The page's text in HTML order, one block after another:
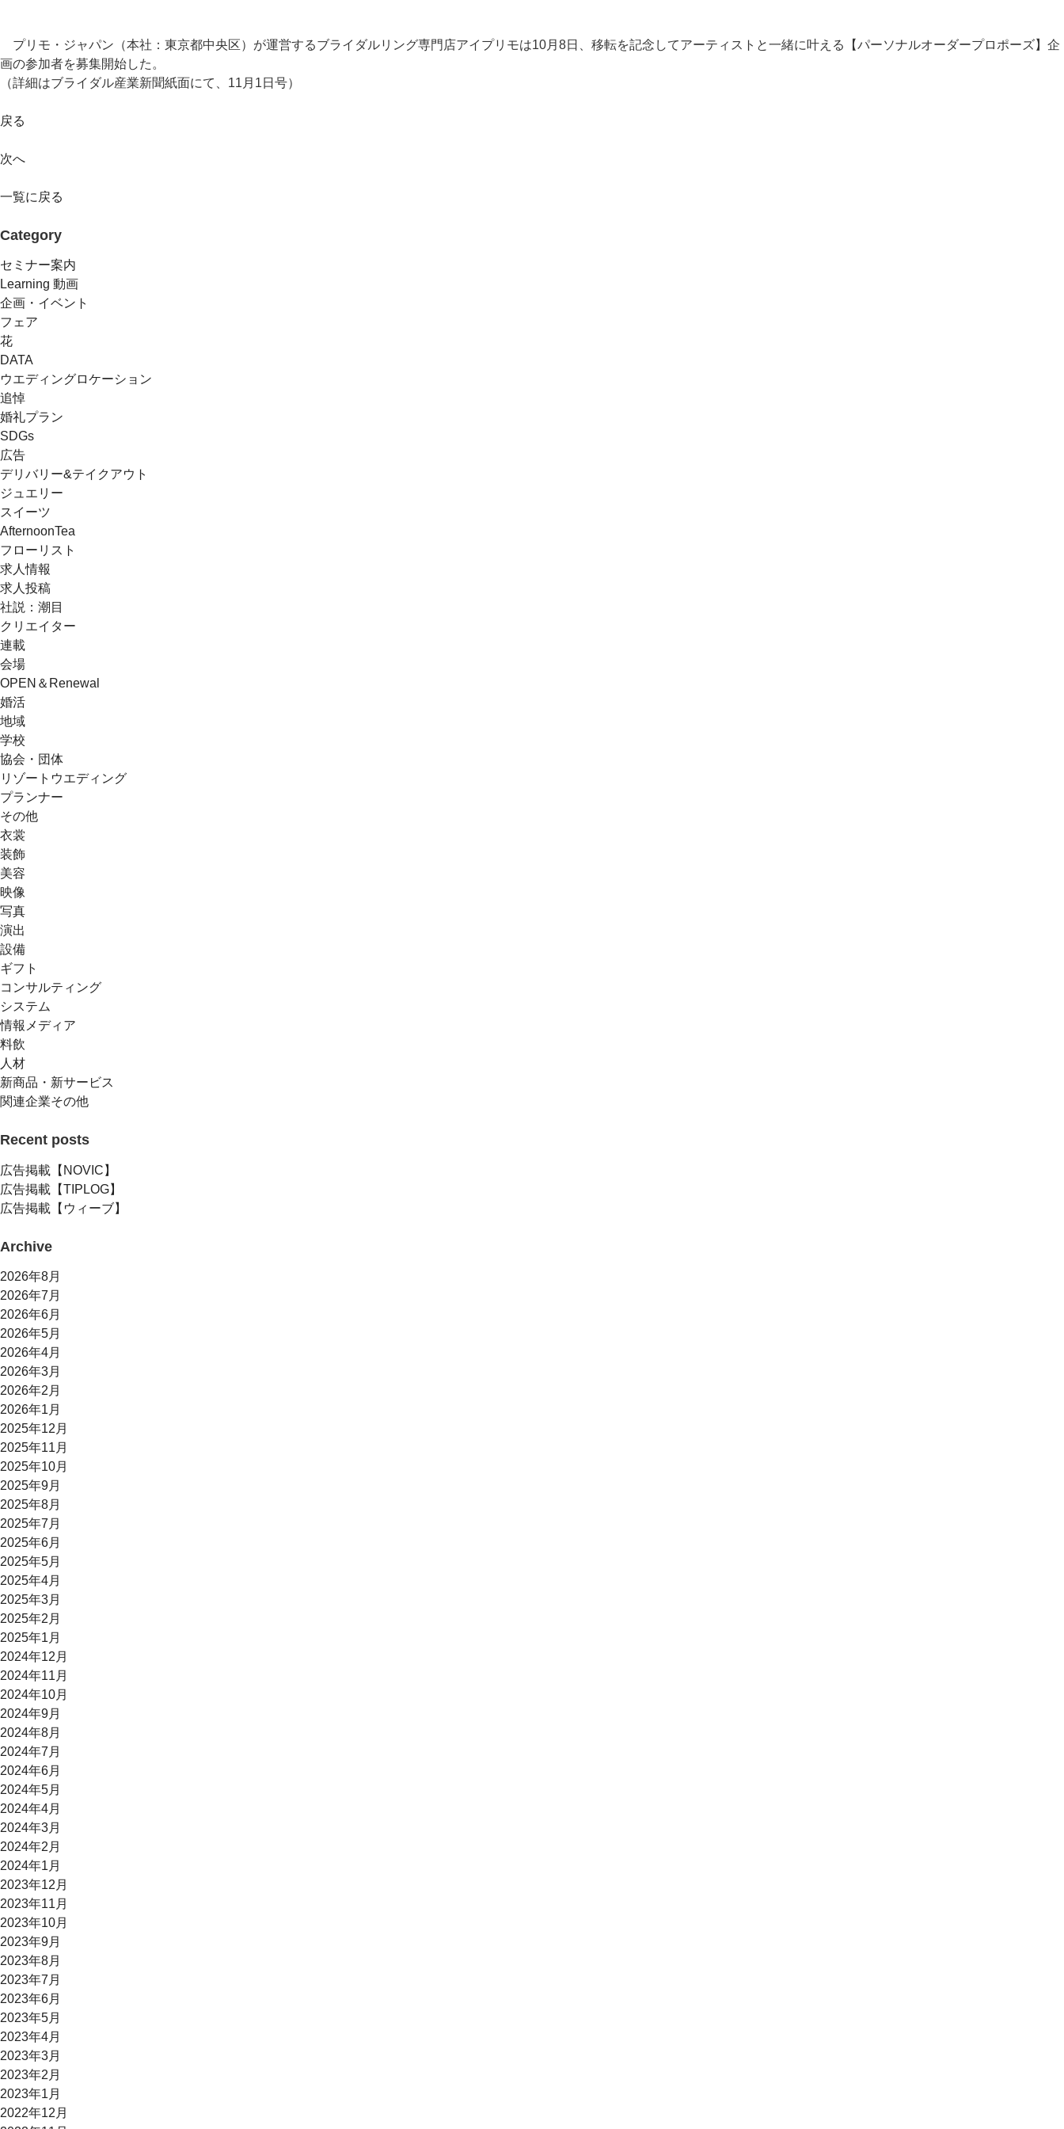
プリモ・ジャパン（本社：東京都中央区）が運営するブライダルリング専門店アイプリモは10月8日、移転を記念してアーティストと一緒に叶える【パーソナルオーダープロポーズ】企
画の参加者を募集開始した。
（詳細はブライダル産業新聞紙面にて、11月1日号）
戻る
次へ
一覧に戻る
Category
セミナー案内
Learning 動画
企画・イベント
フェア
花
DATA
ウエディングロケーション
追悼
婚礼プラン
SDGs
広告
デリバリー&テイクアウト
ジュエリー
スイーツ
AfternoonTea
フローリスト
求人情報
求人投稿
社説：潮目
クリエイター
連載
会場
OPEN＆Renewal
婚活
地域
学校
協会・団体
リゾートウエディング
プランナー
その他
衣裳
装飾
美容
映像
写真
演出
設備
ギフト
コンサルティング
システム
情報メディア
料飲
人材
新商品・新サービス
関連企業その他
Recent posts
広告掲載【NOVIC】
広告掲載【TIPLOG】
広告掲載【ウィーブ】
Archive
2026年8月
2026年7月
2026年6月
2026年5月
2026年4月
2026年3月
2026年2月
2026年1月
2025年12月
2025年11月
2025年10月
2025年9月
2025年8月
2025年7月
2025年6月
2025年5月
2025年4月
2025年3月
2025年2月
2025年1月
2024年12月
2024年11月
2024年10月
2024年9月
2024年8月
2024年7月
2024年6月
2024年5月
2024年4月
2024年3月
2024年2月
2024年1月
2023年12月
2023年11月
2023年10月
2023年9月
2023年8月
2023年7月
2023年6月
2023年5月
2023年4月
2023年3月
2023年2月
2023年1月
2022年12月